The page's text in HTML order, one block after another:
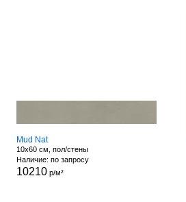
Mud Nat
10x60 см, пол/стены
Наличие: по запросу
10210р/м²